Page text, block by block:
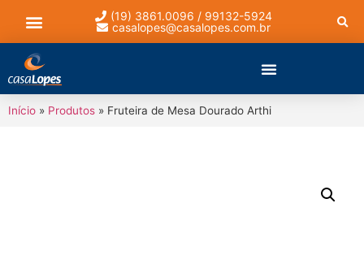
(19) 3861.0096 / 99132-5924
casalopes@casalopes.com.br
Início » Produtos » Fruteira de Mesa Dourado Arthi